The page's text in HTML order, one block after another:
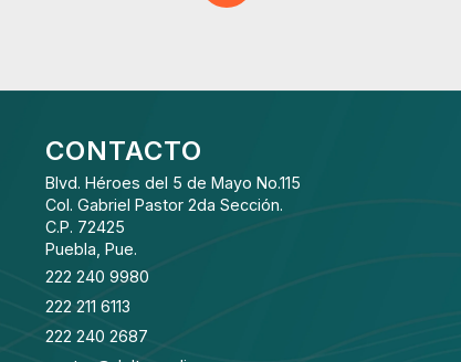
CONTACTO
Blvd. Héroes del 5 de Mayo No.115
Col. Gabriel Pastor 2da Sección.
C.P. 72425
Puebla, Pue.
222 240 9980
222 211 6113
222 240 2687